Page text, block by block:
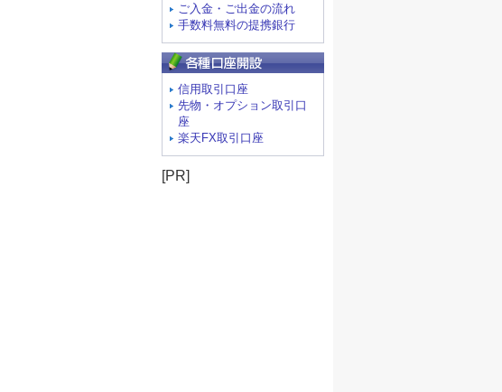
ご入金・ご出金の流れ
手数料無料の提携銀行
信用取引口座
先物・オプション取引口
座
楽天FX取引口座
[PR]